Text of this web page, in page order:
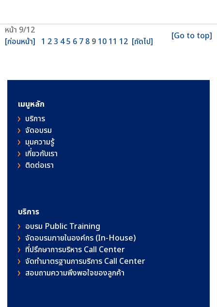
หน้า 9/12
[ก่อนหน้า] 1 23 45 6 7 8 9 10 11 12 [ถัดไป] [Go to top]
เมนูหลัก
บริการ
จัดอบรม
มุมความรู้
เกี่ยวกับเรา
ติดต่อเรา
บริการ
อบรม Public Training
จัดอบรมภายในองค์กร (In-House)
ที่ปรึกษาการบริหาร Call Center
จัดทำมาตรฐานการบริการ Call Center
สอบถามความพึงพอใจของลูกค้า